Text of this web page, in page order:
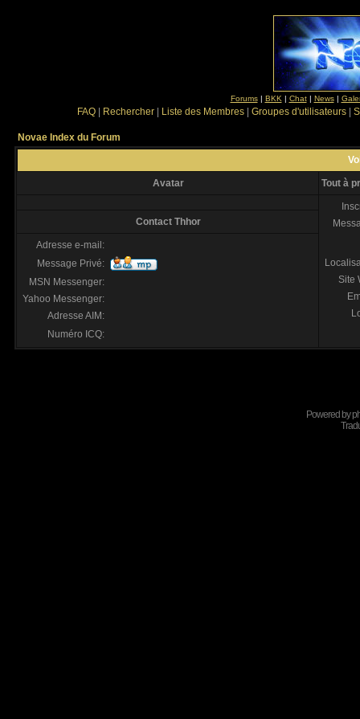
Forums| BKK | Chat| News|
FAQ Rechercher Liste des Membres Groupes d'utilisateurs
Novae Index du Forum
Avatar Tout à
Site
Contact Thhor
Adresse e-mail:
Message Privé:
MSN Messenger:
Yahoo Messenger:
Adresse AIM:
Numéro ICQ:
Powered by